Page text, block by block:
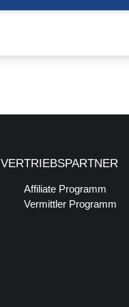
VERTRIEBSPARTNER
Affiliate Programm
Vermittler Programm